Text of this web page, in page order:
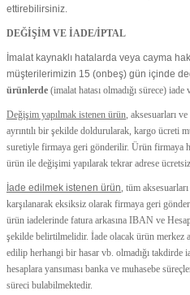
ettirebilirsiniz.
DEĞİŞİM VE İADE/İPTAL
İmalat kaynaklı hatalarda veya cayma
müşterilerimizin 15 (onbeş) gün içinde
ürünlerde (imalat hatası olmadığı sürece)
Değişim yapılmak istenen ürün, aksesuarları
ayrıntılı bir şekilde doldurularak, kargo ücreti
suretiyle firmaya geri gönderilir. Ürün firmaya
ürün ile değişimi yapılarak tekrar adrese
İade edilmek istenen ürün, tüm
karşılanarak eksiksiz olarak firmaya geri
ürün iadelerinde fatura arkasına IBAN ve
şekilde belirtilmelidir. İade olacak ürün merkez
edilip herhangi bir hasar vb. olmadığı takdirde
hesaplara yansıması banka ve muhasebe
süreci bulabilmektedir.